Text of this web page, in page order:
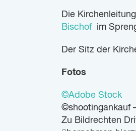
Die
Bischofim
Der Sitz der
Fotos
©Adobe Stock
©shootingankauf
Zu Bildrechten